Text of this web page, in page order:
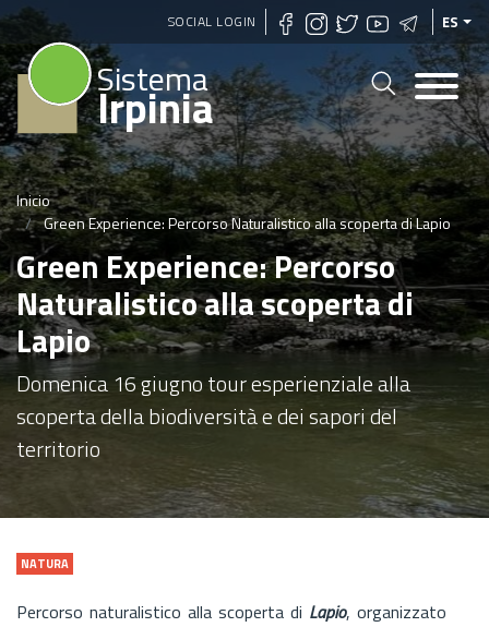
Pasar
al
contenido
principal
SOCIAL LOGIN ES
Sistema
Irpinia
Inicio
Green Experience: Percorso Naturalistico alla scoperta di Lapio
Green Experience: Percorso
Naturalistico alla scoperta di
Lapio
Domenica 16 giugno tour esperienziale alla
scoperta della biodiversità e dei sapori del
territorio
NATURA
Percorso naturalistico alla scoperta di Lapio, organizzato